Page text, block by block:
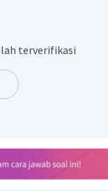
fakta (faktual).
yang bersifat
memengaruhi
yang dibahas.
adalah pilihan A.
terverifikasi